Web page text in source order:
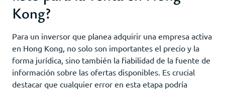
Kong?
Para un inversor que planea adquirir una empresa activa
en Hong Kong, no solo son importantes el precio y la
forma jurídica, sino también la fiabilidad de la fuente de
información sobre las ofertas disponibles. Es crucial
destacar que cualquier error en esta etapa podría